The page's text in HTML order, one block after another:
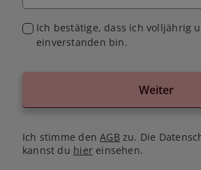
Ich bestätige, dass ich volljährig
einverstanden bin.
Weiter
Ich stimme denAGB zu. Die
kannst du hiereinsehen.